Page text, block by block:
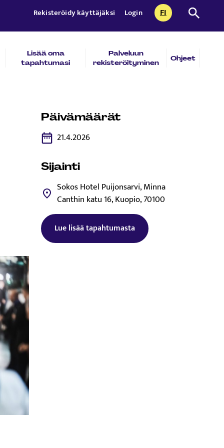
Rekisteröidy käyttäjäksi Login FICURRENTLY
SUOMI Etsi
Lisää oma
tapahtumasi
Palveluun
rekisteröityminen
Ohjeet
Päivämäärät
21.4.2026
Sijainti
Sokos Hotel Puijonsarvi, Minna
Canthin katu 16, Kuopio, 70100
Lue lisää tapahtumastaTämä linkki aukeaa uuteen